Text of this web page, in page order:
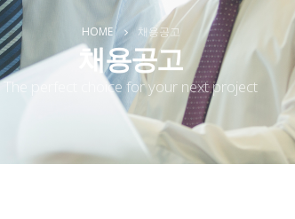
HOME 채용공고
채용공고
The perfect choice for your next project